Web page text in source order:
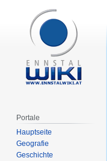
Portale
Hauptseite
Geografie
Geschichte